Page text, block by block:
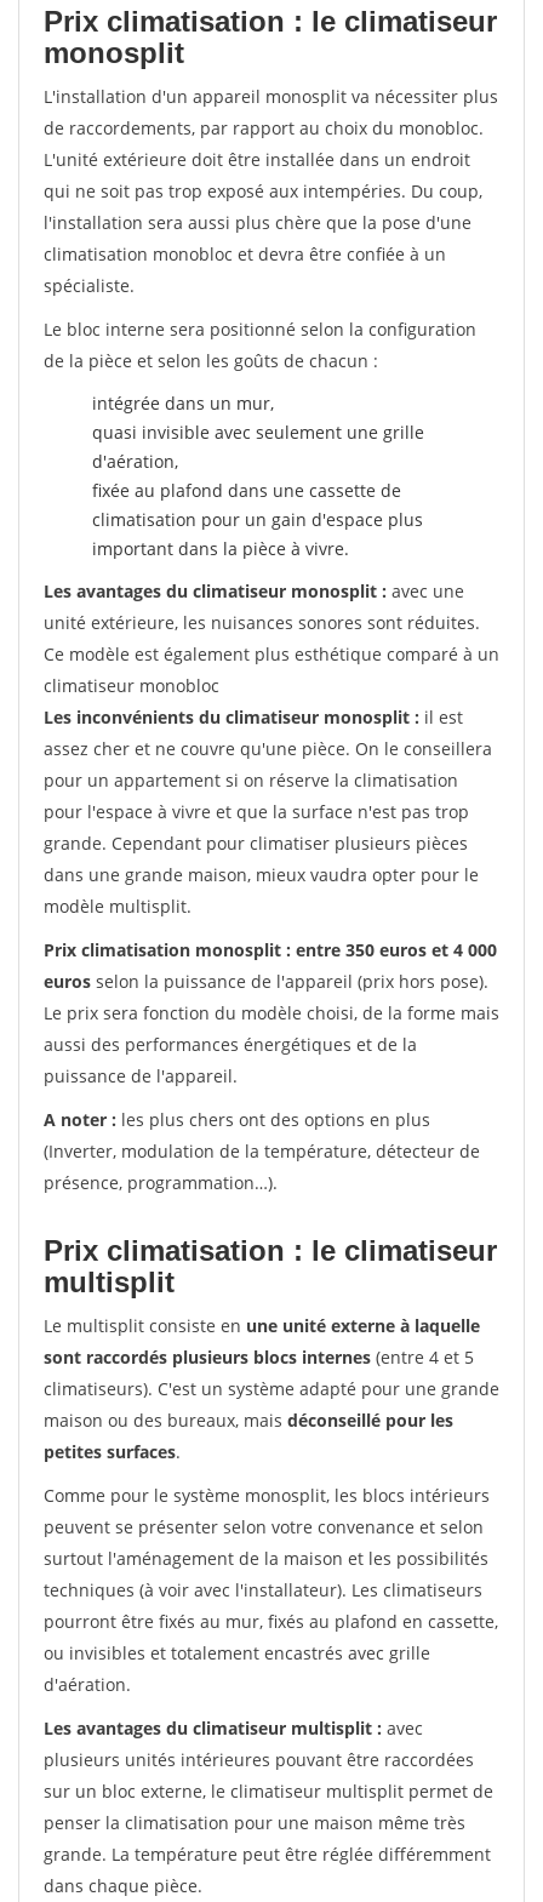
Prix climatisation : le climatiseur
monosplit
L'installation d'un appareil monosplit va nécessiter plus
de raccordements, par rapport au choix du monobloc.
L'unité extérieure doit être installée dans un endroit
qui ne soit pas trop exposé aux intempéries. Du coup,
l'installation sera aussi plus chère que la pose d'une
climatisation monobloc et devra être confiée à un
spécialiste.
Le bloc interne sera positionné selon la configuration
de la pièce et selon les goûts de chacun :
intégrée dans un mur,
quasi invisible avec seulement une grille
d'aération,
fixée au plafond dans une cassette de
climatisation pour un gain d'espace plus
important dans la pièce à vivre.
Les avantages du climatiseur monosplit : avec une
unité extérieure, les nuisances sonores sont réduites.
Ce modèle est également plus esthétique comparé à un
climatiseur monobloc
Les inconvénients du climatiseur monosplit : il est
assez cher et ne couvre qu'une pièce. On le conseillera
pour un appartement si on réserve la climatisation
pour l'espace à vivre et que la surface n'est pas trop
grande. Cependant pour climatiser plusieurs pièces
dans une grande maison, mieux vaudra opter pour le
modèle multisplit.
Prix climatisation monosplit : entre 350 euros et 4 000
euros selon la puissance de l'appareil (prix hors pose).
Le prix sera fonction du modèle choisi, de la forme mais
aussi des performances énergétiques et de la
puissance de l'appareil.
A noter : les plus chers ont des options en plus
(Inverter, modulation de la température, détecteur de
présence, programmation…).
Prix climatisation : le climatiseur
multisplit
Le multisplit consiste en une unité externe à laquelle
sont raccordés plusieurs blocs internes (entre 4 et 5
climatiseurs). C'est un système adapté pour une grande
maison ou des bureaux, mais déconseillé pour les
petites surfaces.
Comme pour le système monosplit, les blocs intérieurs
peuvent se présenter selon votre convenance et selon
surtout l'aménagement de la maison et les possibilités
techniques (à voir avec l'installateur). Les climatiseurs
pourront être fixés au mur, fixés au plafond en cassette,
ou invisibles et totalement encastrés avec grille
d'aération.
Les avantages du climatiseur multisplit : avec
plusieurs unités intérieures pouvant être raccordées
sur un bloc externe, le climatiseur multisplit permet de
penser la climatisation pour une maison même très
grande. La température peut être réglée différemment
dans chaque pièce.